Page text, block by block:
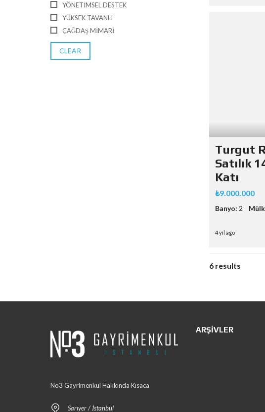
YÖNETIMSEL DESTEK
YÜKSEK TAVANLI
ÇAĞDAŞ MIMARI
CLEAR
Turgut
Satılık
Katı
₺9.000.000
Banyo: 2
4 yıl ago
6 results
No3 Gayrimenkul Hakkında Kısaca
Sarıyer / İstanbul
ARŞIVLER